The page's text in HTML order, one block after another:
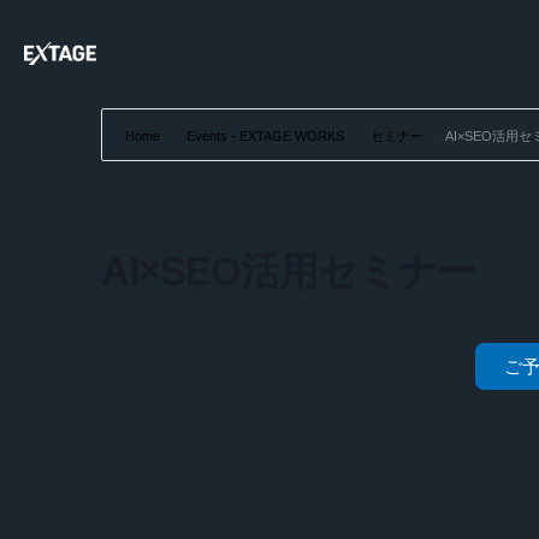
Home Events - EXTAGE WORKS セミナー AI×SEO活用セ
ご